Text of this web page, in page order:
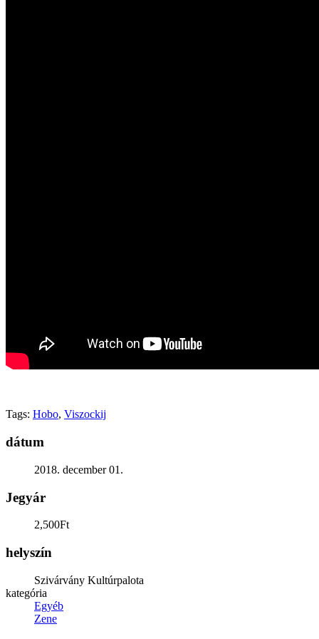
Tags: Hobo, Viszockij
dátum
2018. december 01.
Jegyár
2,500Ft
helyszín
Szivárvány Kultúrpalota
kategória
Egyéb
Zene